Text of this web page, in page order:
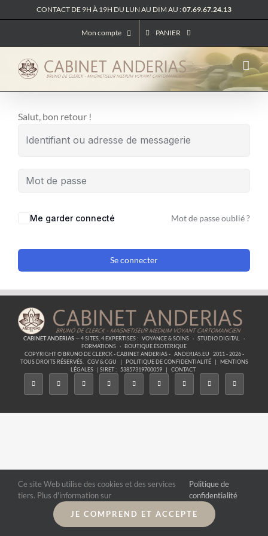
au
CONTACT DE 9H À 19H DU LUN AU DIM AU :07.69.67.24.13
Mon compte PANIER
Salut, bon retour !
Me garder connecté Mot de passe oublié ?
Se connecter
CABINET ANDERIAS— 4 SITES, 4 EXPERTISES : VOYANCE & SOINS · STUDIO DIGITAL
·
FORMATIONS · BOUTIQUE ÉSOTÉRIQUE
COPYRIGHT © BRUNO DE CLERCK - CABINET ANDERIAS - ANDERIAS.EU
2011 - 2026 -
TOUS DROITS RÉSERVÉS.
CGV & CGU | POLITIQUE DE CONFIDENTIALITÉ |
MENTIONS
LÉGALES
| SIRET : 53857319700059 | CONTACT
Ce site Web utilise des cookies et des services
tiers. Plus d'information sur
Politique de
confidentialité
JE COMPREND ET ACCEPTE